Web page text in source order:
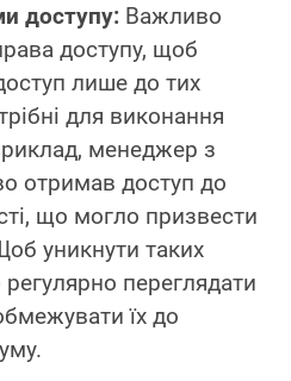
доступу: Важливо
доступу, щоб
лише до тих
для виконання
менеджер з
отримав доступ до
що могло призвести
уникнути таких
регулярно переглядати
їх до